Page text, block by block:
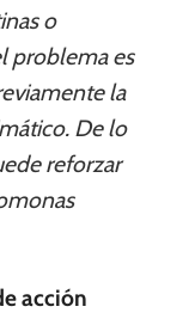
o
problema es
la
De lo
reforzar
acción